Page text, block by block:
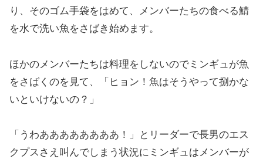
り、そのゴム手袋をはめて、メンバーたちの食べる鯖
を水で洗い魚をさばき始めます。
ほかのメンバーたちは料理をしないのでミンギュが魚
をさばくのを見て、「ヒョン！魚はそうやって捌かな
いといけないの？」
「うわああああああああ！」とリーダーで長男のエス
クプスさえ叫んでしまう状況にミンギュはメンバーが